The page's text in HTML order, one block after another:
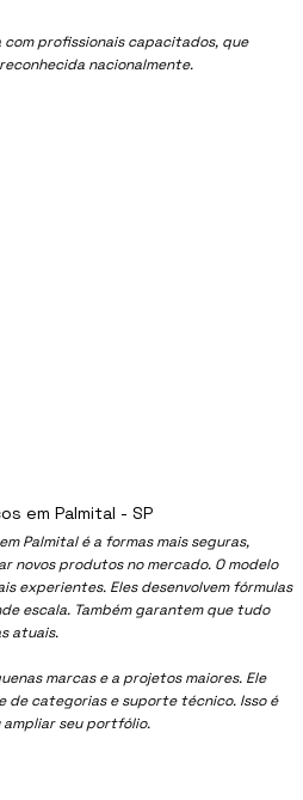
profissionais capacitados, que
nacionalmente.
Palmital é a formas mais seguras,
novos produtos no mercado. O modelo
experientes. Eles desenvolvem fórmulas
escala. Também garantem que tudo
atuais.
marcas e a projetos maiores. Ele
de categorias e suporte técnico. Isso é
ampliar seu portfólio.
em Palmital - SP